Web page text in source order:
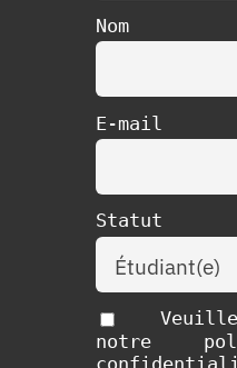
Nom
E-mail
Statut
notre